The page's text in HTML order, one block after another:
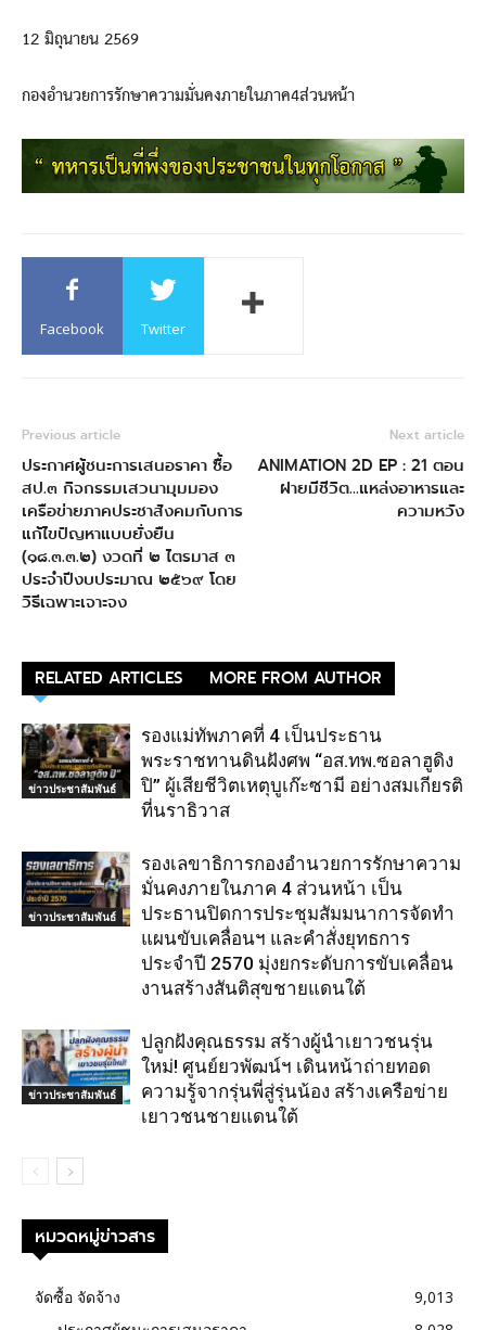
12 มิถุนายน 2569
กองอำนวยการรักษาความมั่นคงภายในภาค4ส่วนหน้า
Facebook Twitter
Previous article
ประกาศผู้ชนะการเสนอราคา ซื้อ
สป.๓ กิจกรรมเสวนามุมมอง
เครือข่ายภาคประชาสังคมกับการ
แก้ไขปัญหาแบบยั่งยืน
(๑๘.๓.๓.๒) งวดที่ ๒ ไตรมาส ๓
ประจำปีงบประมาณ ๒๕๖๙ โดย
วิธีเฉพาะเจาะจง
Next article
ANIMATION 2D EP : 21 ตอน
ฝายมีชีวิต…แหล่งอาหารและ
ความหวัง
RELATED ARTICLES MORE FROM AUTHOR
ข่าวประชาสัมพันธ์
รองแม่ทัพภาคที่ 4 เป็นประธาน
พระราชทานดินฝังศพ “อส.ทพ.ซอลาฮูดิง
ปิ” ผู้เสียชีวิตเหตุบูเก๊ะซามี อย่างสมเกียรติ
ที่นราธิวาส
ข่าวประชาสัมพันธ์
รองเลขาธิการกองอำนวยการรักษาความ
มั่นคงภายในภาค 4 ส่วนหน้า เป็น
ประธานปิดการประชุมสัมมนาการจัดทำ
แผนขับเคลื่อนฯ และคำสั่งยุทธการ
ประจำปี 2570 มุ่งยกระดับการขับเคลื่อน
งานสร้างสันติสุขชายแดนใต้
ข่าวประชาสัมพันธ์
ปลูกฝังคุณธรรม สร้างผู้นำเยาวชนรุ่น
ใหม่! ศูนย์ยวพัฒน์ฯ เดินหน้าถ่ายทอด
ความรู้จากรุ่นพี่สู่รุ่นน้อง สร้างเครือข่าย
เยาวชนชายแดนใต้
หมวดหมู่ข่าวสาร
จัดซื้อ จัดจ้าง
9,013